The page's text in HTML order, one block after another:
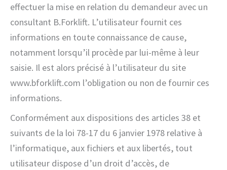
effectuer la mise en relation du demandeur avec un
consultant B.Forklift. L’utilisateur fournit ces
informations en toute connaissance de cause,
notamment lorsqu’il procède par lui-même à leur
saisie. Il est alors précisé à l’utilisateur du site
www.bforklift.com l’obligation ou non de fournir ces
informations.
Conformément aux dispositions des articles 38 et
suivants de la loi 78-17 du 6 janvier 1978 relative à
l’informatique, aux fichiers et aux libertés, tout
utilisateur dispose d’un droit d’accès, de